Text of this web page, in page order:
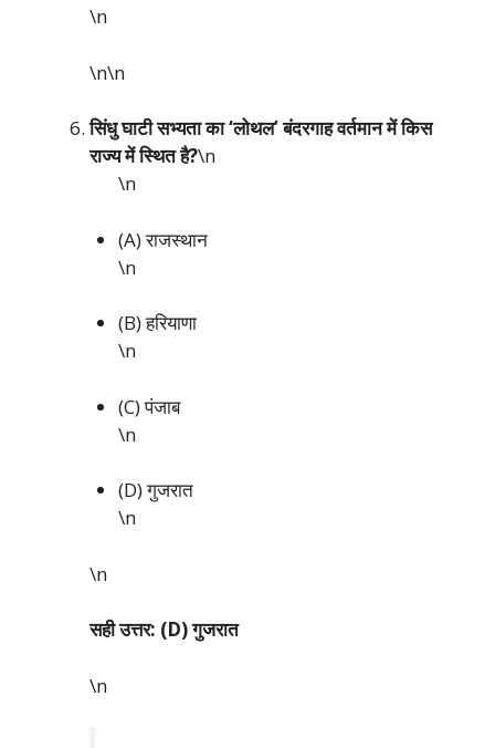
\n
\n\n
सिंधु घाटी सभ्यता का ‘लोथल’ बंदरगाह वर्तमान में किस
राज्य में स्थित है?\n
\n
(A) राजस्थान
\n
(B) हरियाणा
\n
(C) पंजाब
\n
(D) गुजरात
\n
\n
सही उत्तर: (D) गुजरात
\n